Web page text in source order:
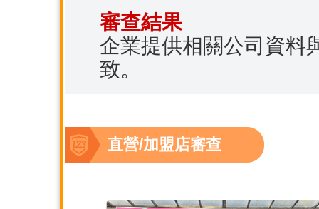
審查結果
企業提供相關公司資料
致。
直營/加盟店審查